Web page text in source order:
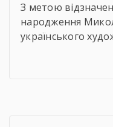
З метою
народження
українського
мистецтва, члена